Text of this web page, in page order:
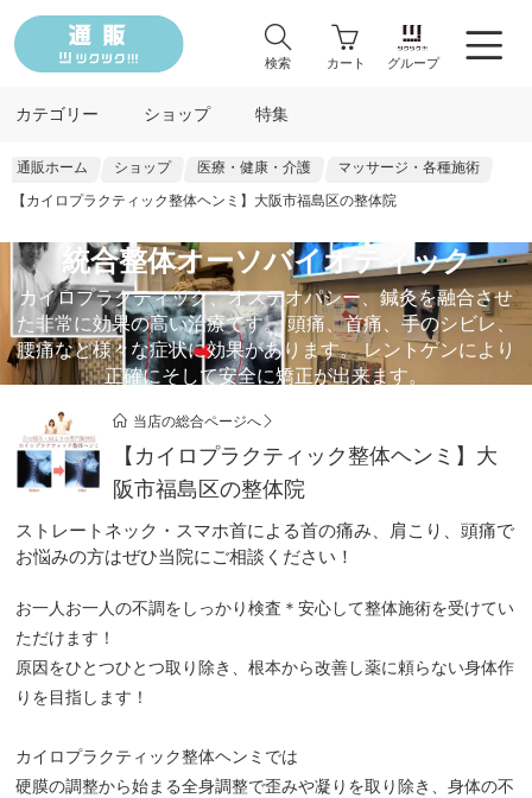
検索 カート グループ
カテゴリー ショップ 特集
通販ホーム ショップ 医療・健康・介護
マッサージ・各種施術
【カイロプラクティック整体ヘンミ】大阪市福島区の整体院
統合整体オーソバイオティック
カイロプラクティック、オステオパシー、鍼灸を融合させ
た非常に効果の高い治療です。 頭痛、首痛、手のシビレ、
腰痛など様々な症状に効果があります。 レントゲンにより
正確にそして安全に矯正が出来ます。
当店の総合ページへ
【カイロプラクティック整体ヘンミ】大
阪市福島区の整体院
ストレートネック・スマホ首による首の痛み、肩こり、頭痛で
お悩みの方はぜひ当院にご相談ください！
お一人お一人の不調をしっかり検査＊安心して整体施術を受けてい
ただけます！
原因をひとつひとつ取り除き、根本から改善し薬に頼らない身体作
りを目指します！
カイロプラクティック整体ヘンミでは
硬膜の調整から始まる全身調整で歪みや凝りを取り除き、身体の不